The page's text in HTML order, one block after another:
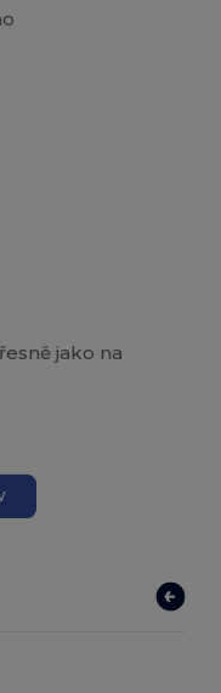
jako na